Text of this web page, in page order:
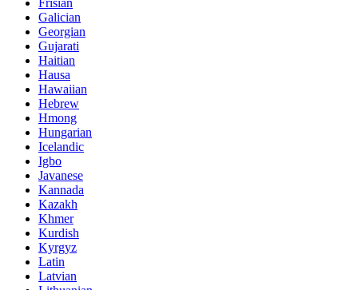
Frisian
Galician
Georgian
Gujarati
Haitian
Hausa
Hawaiian
Hebrew
Hmong
Hungarian
Icelandic
Igbo
Javanese
Kannada
Kazakh
Khmer
Kurdish
Kyrgyz
Latin
Latvian